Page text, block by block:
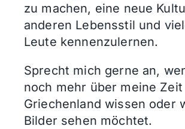
zu machen, eine neue
anderen Lebensstil und
Leute kennenzulernen.
Sprecht mich gerne an,
noch mehr über meine Zeit
Griechenland wissen oder
Bilder sehen möchtet.